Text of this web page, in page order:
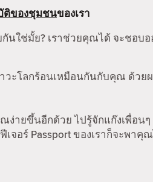
ติของชุมชนของเรา
ใช่มั้ย? เราช่วยคุณได้ จะชอบอ
ะโลกร้อนเหมือนกันกับคุณ ด้วยผ
ายขึ้นอีกด้วย ไปรู้จักแก๊งเพื่อน
ร์ Passport ของเราก็จะพาคุณ